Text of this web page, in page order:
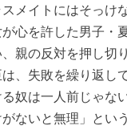
メイトにはそっけ
心を許した男子・
親の反対を押し切
、失敗を繰り返し
る奴は一人前じゃな
ないと無理」とい